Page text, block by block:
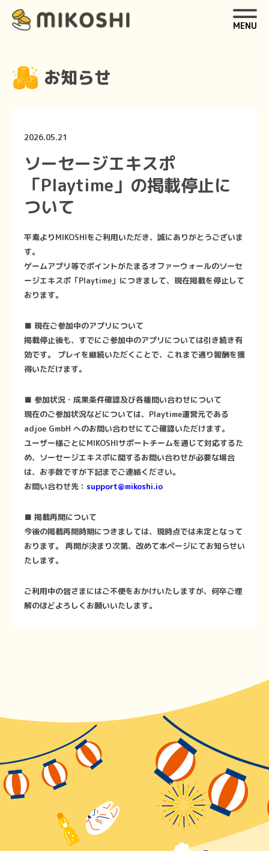
MENU
お知らせ
2026.05.21
ソーセージエキスポ
「Playtime」の掲載停止に
ついて
平素よりMIKOSHIをご利用いただき、誠にありがとうございま
す。
ゲームアプリ等でポイントがたまるオファーウォールのソーセ
ージエキスポ「Playtime」につきまして、現在掲載を停止して
おります。
■ 現在ご参加中のアプリについて
掲載停止後も、すでにご参加中のアプリについては引き続き有
効です。 プレイを継続いただくことで、これまで通り報酬を獲
得いただけます。
■ 参加状況・成果条件確認及び各種問い合わせについて
現在のご参加状況などについては、Playtime運営元である
adjoe GmbH へのお問い合わせにてご確認いただけます。
ユーザー様ごとにMIKOSHIサポートチームを通じて対応するた
め、ソーセージエキスポに関するお問い合わせが必要な場合
は、お手数ですが下記までご連絡ください。
お問い合わせ先： support@mikoshi.io
■ 掲載再開について
今後の掲載再開時期につきましては、現時点では未定となって
おります。 再開が決まり次第、改めて本ページにてお知らせい
たします。
ご利用中の皆さまにはご不便をおかけいたしますが、何卒ご理
解のほどよろしくお願いいたします。